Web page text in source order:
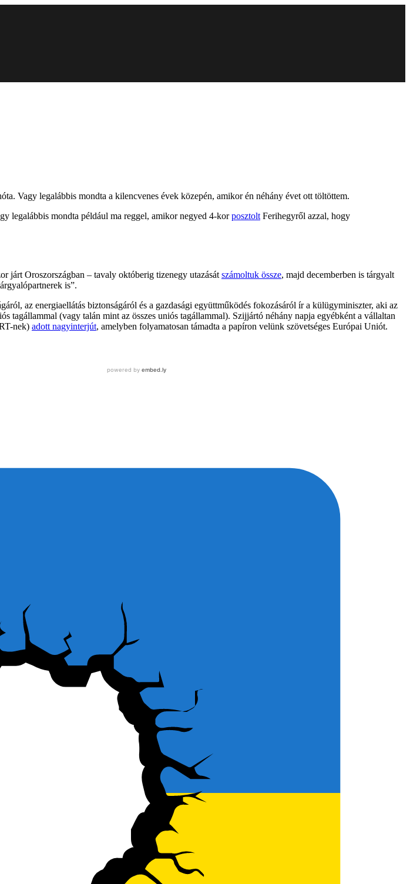
Vagy legalábbis mondta a kilencvenes évek közepén, amikor én néhány évet ott töltöttem.
legalábbis mondta például ma reggel, amikor negyed 4-korposztolt Ferihegyről azzal, hogy
járt Oroszországban – tavaly októberig tizenegy utazását számoltuk össze, majd decemberben is tárgyalt
is”.
az energiaellátás biztonságáról és a gazdasági együttműködés fokozásáról ír a külügyminiszter, aki az
(vagy talán mint az összes uniós tagállammal). Szijjártó néhány napja egyébként a vállaltan
nek) adott nagyinterjút, amelyben folyamatosan támadta a papíron velünk szövetséges Európai Uniót.